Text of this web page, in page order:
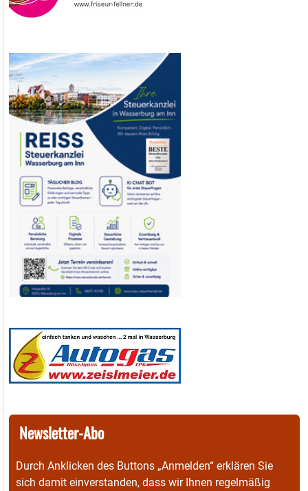
Newsletter-Abo
Durch Anklicken des Buttons „Anmelden“ erklären Sie
sich damit einverstanden, dass wir Ihnen regelmäßig